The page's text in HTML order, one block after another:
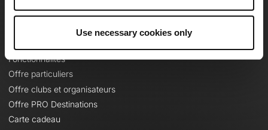
Use necessary cookies only
Fonctionnalités
Offre particuliers
Offre clubs et organisateurs
Offre PRO Destinations
Carte cadeau